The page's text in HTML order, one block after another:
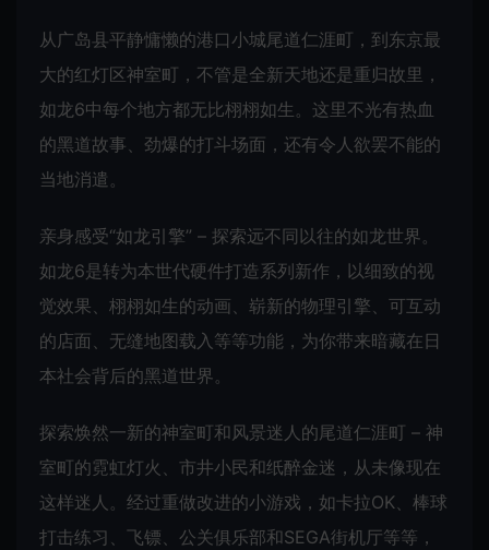
从广岛县平静慵懒的港口小城尾道仁涯町，到东京最
大的红灯区神室町，不管是全新天地还是重归故里，
如龙6中每个地方都无比栩栩如生。这里不光有热血
的黑道故事、劲爆的打斗场面，还有令人欲罢不能的
当地消遣。
亲身感受“如龙引擎” – 探索远不同以往的如龙世界。
如龙6是转为本世代硬件打造系列新作，以细致的视
觉效果、栩栩如生的动画、崭新的物理引擎、可互动
的店面、无缝地图载入等等功能，为你带来暗藏在日
本社会背后的黑道世界。
探索焕然一新的神室町和风景迷人的尾道仁涯町 – 神
室町的霓虹灯火、市井小民和纸醉金迷，从未像现在
这样迷人。经过重做改进的小游戏，如卡拉OK、棒球
打击练习、飞镖、公关俱乐部和SEGA街机厅等等，